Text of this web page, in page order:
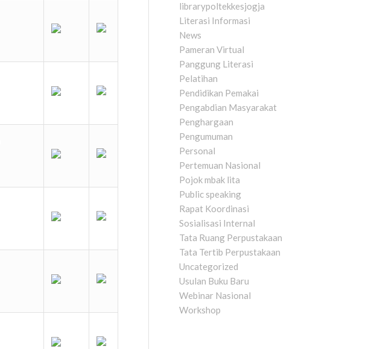
librarypoltekkesjogja
Literasi Informasi
News
Pameran Virtual
Panggung Literasi
Pelatihan
Pendidikan Pemakai
Pengabdian Masyarakat
Penghargaan
Pengumuman
Personal
Pertemuan Nasional
Pojok mbak lita
Public speaking
Rapat Koordinasi
Sosialisasi Internal
Tata Ruang Perpustakaan
Tata Tertib Perpustakaan
Uncategorized
Usulan Buku Baru
Webinar Nasional
Workshop